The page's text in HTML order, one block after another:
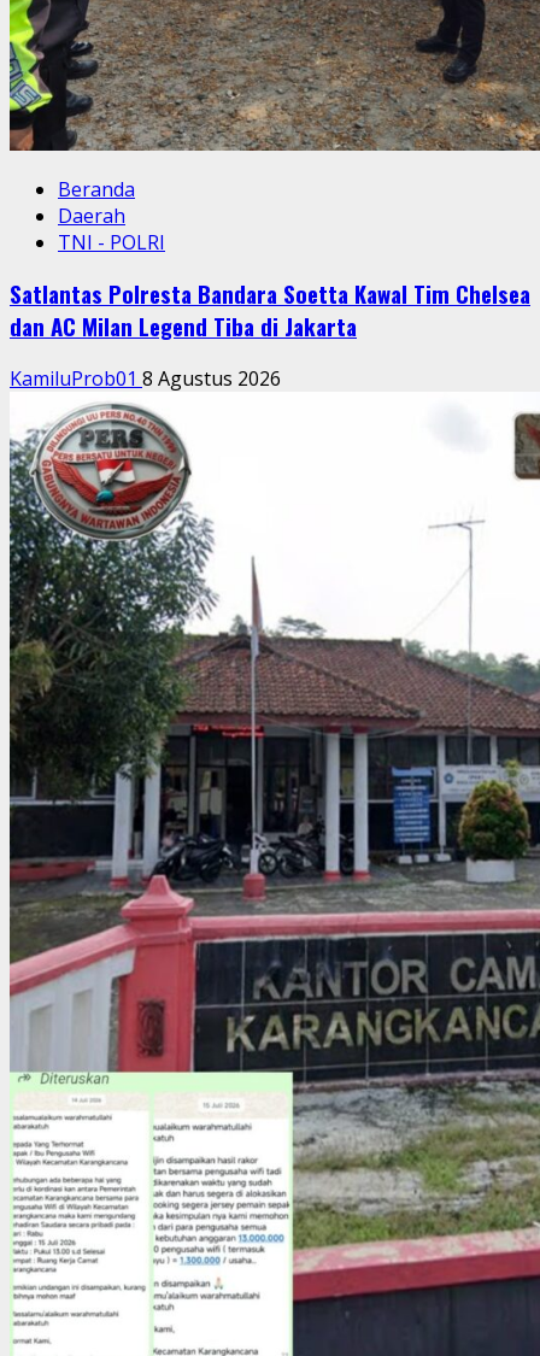
Beranda
Daerah
TNI - POLRI
Satlantas Polresta Bandara Soetta Kawal Tim Chelsea
dan AC Milan Legend Tiba di Jakarta
KamiluProb01 8 Agustus 2026